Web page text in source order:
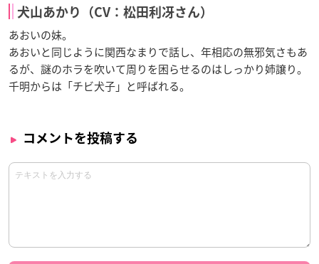
犬山あかり（CV：松田利冴さん）
あおいの妹。
あおいと同じように関西なまりで話し、年相応の無邪気さもあ
るが、謎のホラを吹いて周りを困らせるのはしっかり姉譲り。
千明からは「チビ犬子」と呼ばれる。
コメントを投稿する